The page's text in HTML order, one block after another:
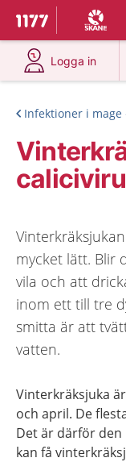
Till startsidan för
Du har
Logga in
på 1177.se
Infektioner i
mycket lätt. Blir
vila och att
inom ett till tre
smitta är att
vatten.
Vinterkräksjuka
och april. De
Det är därför den
kan få